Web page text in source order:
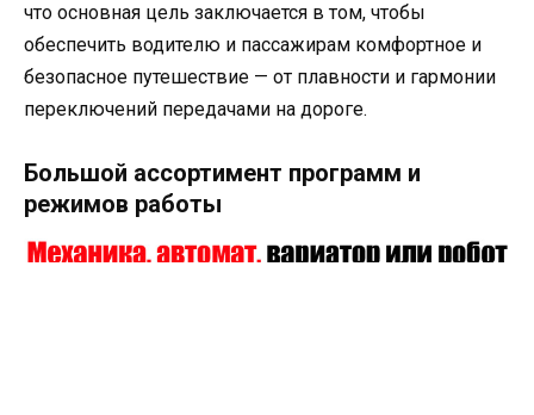
что основная цель заключается в том, чтобы
обеспечить водителю и пассажирам комфортное и
безопасное путешествие — от плавности и гармонии
переключений передачами на дороге.
Большой ассортимент программ и
режимов работы